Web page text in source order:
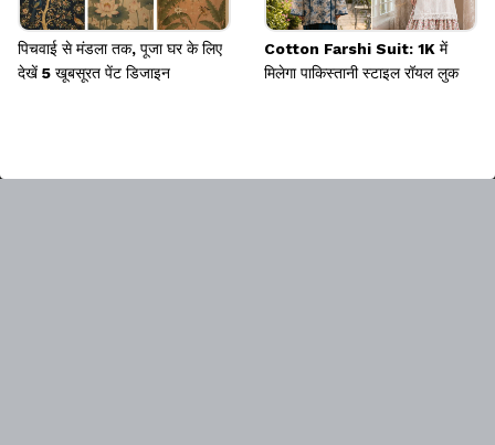
पिचवाई से मंडला तक, पूजा घर के लिए
देखें 5 खूबसूरत पेंट डिजाइन
Cotton Farshi Suit: 1K में
मिलेगा पाकिस्तानी स्टाइल रॉयल लुक